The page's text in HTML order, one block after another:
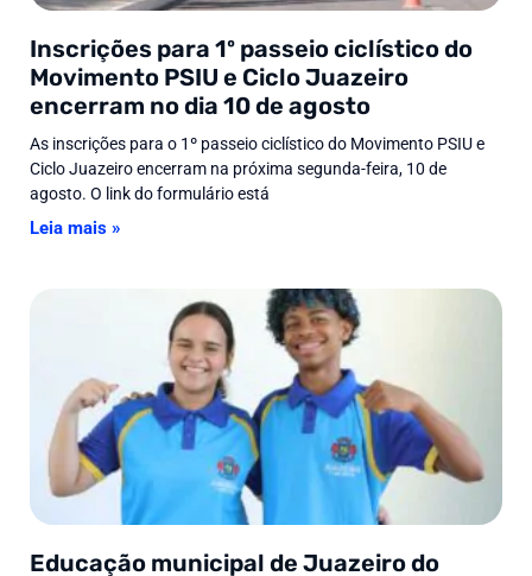
Inscrições para 1º passeio ciclístico do
Movimento PSIU e Ciclo Juazeiro
encerram no dia 10 de agosto
As inscrições para o 1º passeio ciclístico do Movimento PSIU e
Ciclo Juazeiro encerram na próxima segunda-feira, 10 de
agosto. O link do formulário está
Leia mais »
Educação municipal de Juazeiro do